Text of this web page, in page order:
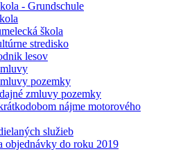
- Grundschule
škola
stredisko
lesov
pozemky
zmluvy pozemky
nájme motorového
služieb
objednávky do roku 2019